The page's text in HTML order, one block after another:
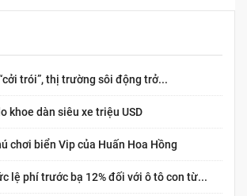
trói”, thị trường sôi động trở...
khoe dàn siêu xe triệu USD
chơi biển Vip của Huấn Hoa Hồng
lệ phí trước bạ 12% đối với ô tô con từ...